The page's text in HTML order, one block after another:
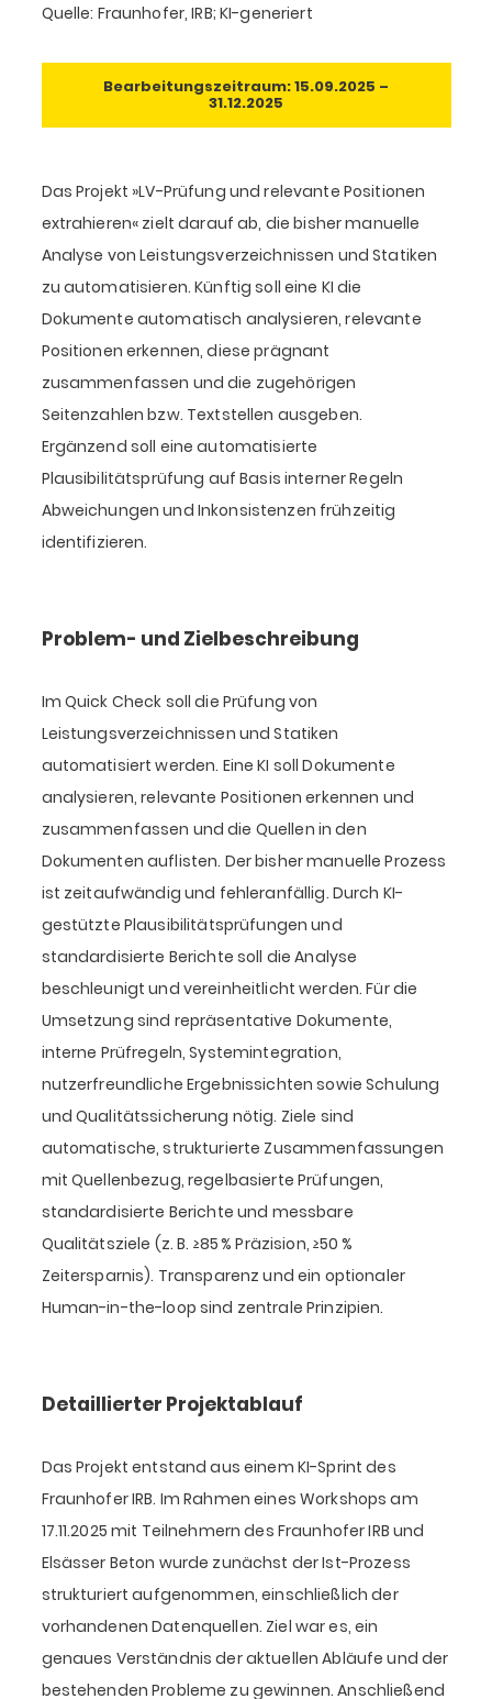
Quelle: Fraunhofer, IRB; KI-generiert
Bearbeitungszeitraum:15.09.2025 –
31.12.2025
Das Projekt »LV-Prüfung und relevante Positionen
extrahieren« zielt darauf ab, die bisher manuelle
Analyse von Leistungsverzeichnissen und Statiken
zu automatisieren. Künftig soll eine KI die
Dokumente automatisch analysieren, relevante
Positionen erkennen, diese prägnant
zusammenfassen und die zugehörigen
Seitenzahlen bzw. Textstellen ausgeben.
Ergänzend soll eine automatisierte
Plausibilitätsprüfung auf Basis interner Regeln
Abweichungen und Inkonsistenzen frühzeitig
identifizieren.
Problem- und Zielbeschreibung
Im Quick Check soll die Prüfung von
Leistungsverzeichnissen und Statiken
automatisiert werden. Eine KI soll Dokumente
analysieren, relevante Positionen erkennen und
zusammenfassen und die Quellen in den
Dokumenten auflisten. Der bisher manuelle Prozess
ist zeitaufwändig und fehleranfällig. Durch KI-
gestützte Plausibilitätsprüfungen und
standardisierte Berichte soll die Analyse
beschleunigt und vereinheitlicht werden. Für die
Umsetzung sind repräsentative Dokumente,
interne Prüfregeln, Systemintegration,
nutzerfreundliche Ergebnissichten sowie Schulung
und Qualitätssicherung nötig. Ziele sind
automatische, strukturierte Zusammenfassungen
mit Quellenbezug, regelbasierte Prüfungen,
standardisierte Berichte und messbare
Qualitätsziele (z. B. ≥85 % Präzision, ≥50 %
Zeitersparnis). Transparenz und ein optionaler
Human-in-the-loop sind zentrale Prinzipien.
Detaillierter Projektablauf
Das Projekt entstand aus einem KI-Sprint des
Fraunhofer IRB. Im Rahmen eines Workshops am
17.11.2025 mit Teilnehmern des Fraunhofer IRB und
Elsässer Beton wurde zunächst der Ist-Prozess
strukturiert aufgenommen, einschließlich der
vorhandenen Datenquellen. Ziel war es, ein
genaues Verständnis der aktuellen Abläufe und der
bestehenden Probleme zu gewinnen. Anschließend